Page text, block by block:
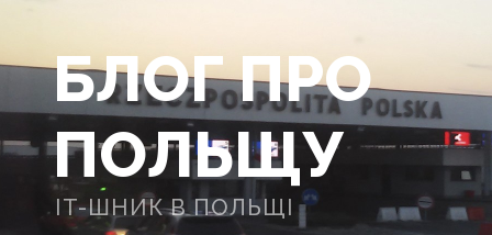
БЛОГ ПРО
ПОЛЬЩУ
IT-ШНИК В ПОЛЬЩІ